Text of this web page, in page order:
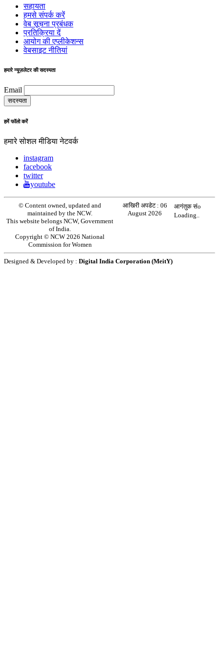
सहायता
हमसे संपर्क करें
वेब सूचना प्रबंधक
प्रतिक्रिया दें
आयोग की एप्लीकेशन्स
वेबसाइट नीतियां
हमारे न्यूज़लेटर की सदस्यता
Email
हमें फॉलो करें
हमारे सोशल मीडिया नेटवर्क
instagram
facebook
twitter
youtube
© Content owned, updated and
maintained by the NCW.
This website belongs NCW, Government
of India.
Copyright © NCW 2026 National
Commission for Women
आखिरी अपडेट : 06
August 2026
आगंतुक संo
Loading..
Designed & Developed by : Digital India Corporation (MeitY)